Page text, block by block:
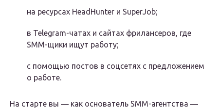
на ресурсах HeadHunter и SuperJob;
в Telegram-чатах и сайтах фрилансеров, где
SMM-щики ищут работу;
с помощью постов в соцсетях с предложением
о работе.
На старте вы ― как основатель SMM-агентства ―